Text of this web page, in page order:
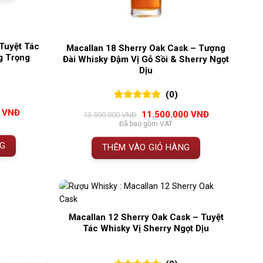
Macallan 18 Sherry Oak Cask – Tượng
Đài Whisky Đậm Vị Gỗ Sồi & Sherry Ngọt
Dịu
đánh giá
(0)
13.500.000VNĐ
Giá
gốc
là:
13.500.000 VNĐ.
11.500.000 VNĐGiá
Đã bao gồm VAT
THÊM VÀO GIỎ HÀNG
Tác
Trọng
VNĐGiá
Macallan 12 Sherry Oak Cask – Tuyệt
Tác Whisky Vị Sherry Ngọt Dịu